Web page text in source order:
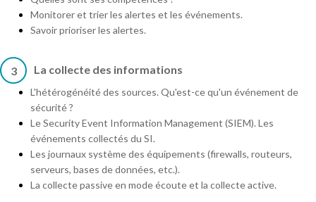
Monitorer et trier les alertes et les événements.
Savoir prioriser les alertes.
3 La collecte des informations
L'hétérogénéité des sources. Qu'est-ce qu'un événement de
sécurité ?
Le Security Event Information Management (SIEM). Les
événements collectés du SI.
Les journaux système des équipements (firewalls, routeurs,
serveurs, bases de données, etc.).
La collecte passive en mode écoute et la collecte active.